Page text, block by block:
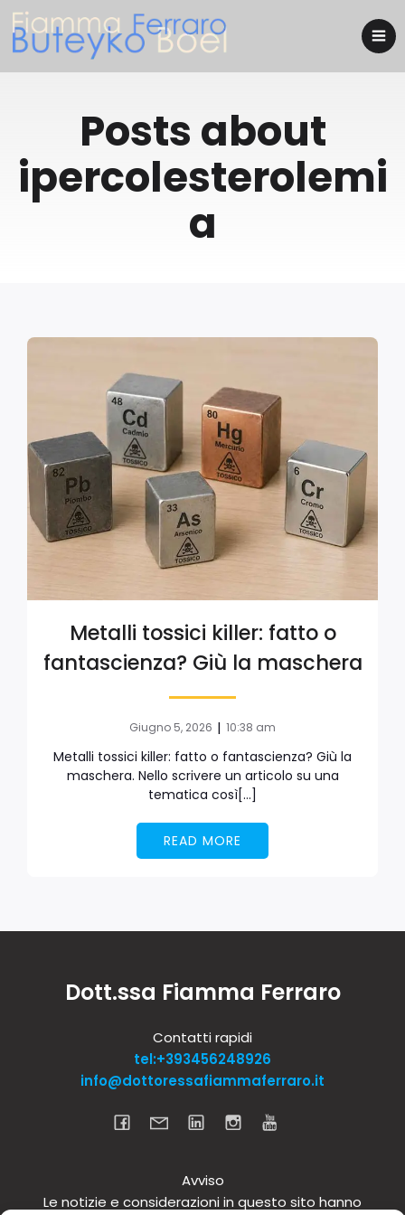
Posts about
ipercolesterolemi
a
Metalli tossici killer: fatto o
fantascienza? Giù la maschera
Giugno 5, 2026 | 10:38 am
Metalli tossici killer: fatto o fantascienza? Giù la
maschera. Nello scrivere un articolo su una
tematica così[…]
READ MORE
Dott.ssa Fiamma Ferraro
Contatti rapidi
tel:+393456248926
info@dottoressafiammaferraro.it
Avviso
Le notizie e considerazioni in questo sito hanno